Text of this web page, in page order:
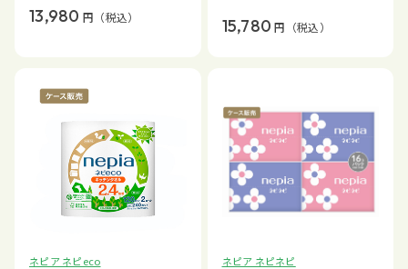
13,980 円 （税込） 15,780 円 （税込）
ネピア ネピeco ネピア ネピネピ